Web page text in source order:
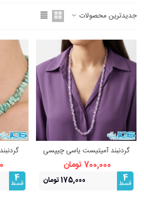
جدیدترین محصولات
گردنبند آمیتیست یاسی چیپسی
راف – سنگ آرامش و شهود
700,000 تومان
4
قسط 175,000 تومان
4
قسط